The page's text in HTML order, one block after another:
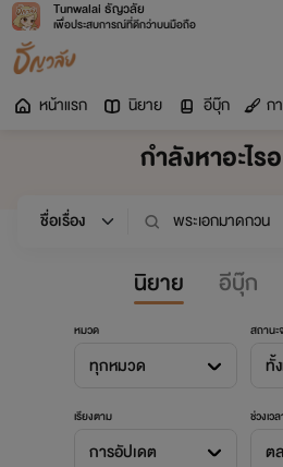
Tunwalai ธัญวลัย
เพื่อประสบการณ์ที่ดีกว่าบนมือถือ
หน้าแรก นิยาย อีบุ๊ก ก
กำลังหาอะไร
นิยาย อีบุ๊ก
หมวด
ทุกหมวด
สถาน
ทั้
เรียงตาม
การอัปเดต
ช่วงเว
ต